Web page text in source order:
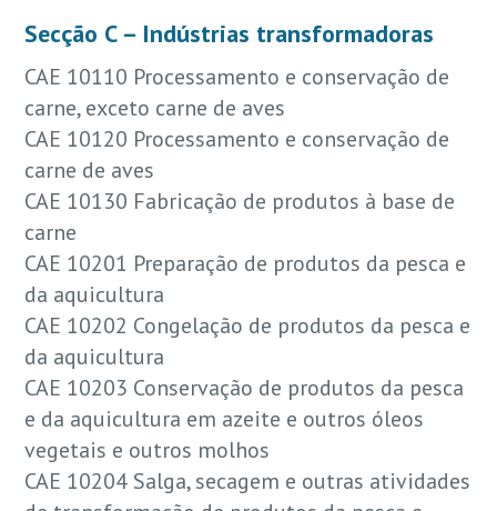
Secção C – Indústrias transformadoras
CAE 10110 Processamento e conservação de
carne, exceto carne de aves
CAE 10120 Processamento e conservação de
carne de aves
CAE 10130 Fabricação de produtos à base de
carne
CAE 10201 Preparação de produtos da pesca e
da aquicultura
CAE 10202 Congelação de produtos da pesca e
da aquicultura
CAE 10203 Conservação de produtos da pesca
e da aquicultura em azeite e outros óleos
vegetais e outros molhos
CAE 10204 Salga, secagem e outras atividades